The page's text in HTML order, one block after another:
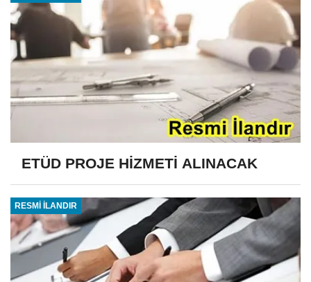
ETÜD PROJE HİZMETİ ALINACAK
RESMİ İLANDIR